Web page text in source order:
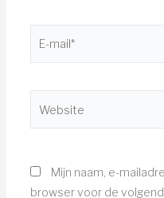
Mijn naam, e-
browser voor de